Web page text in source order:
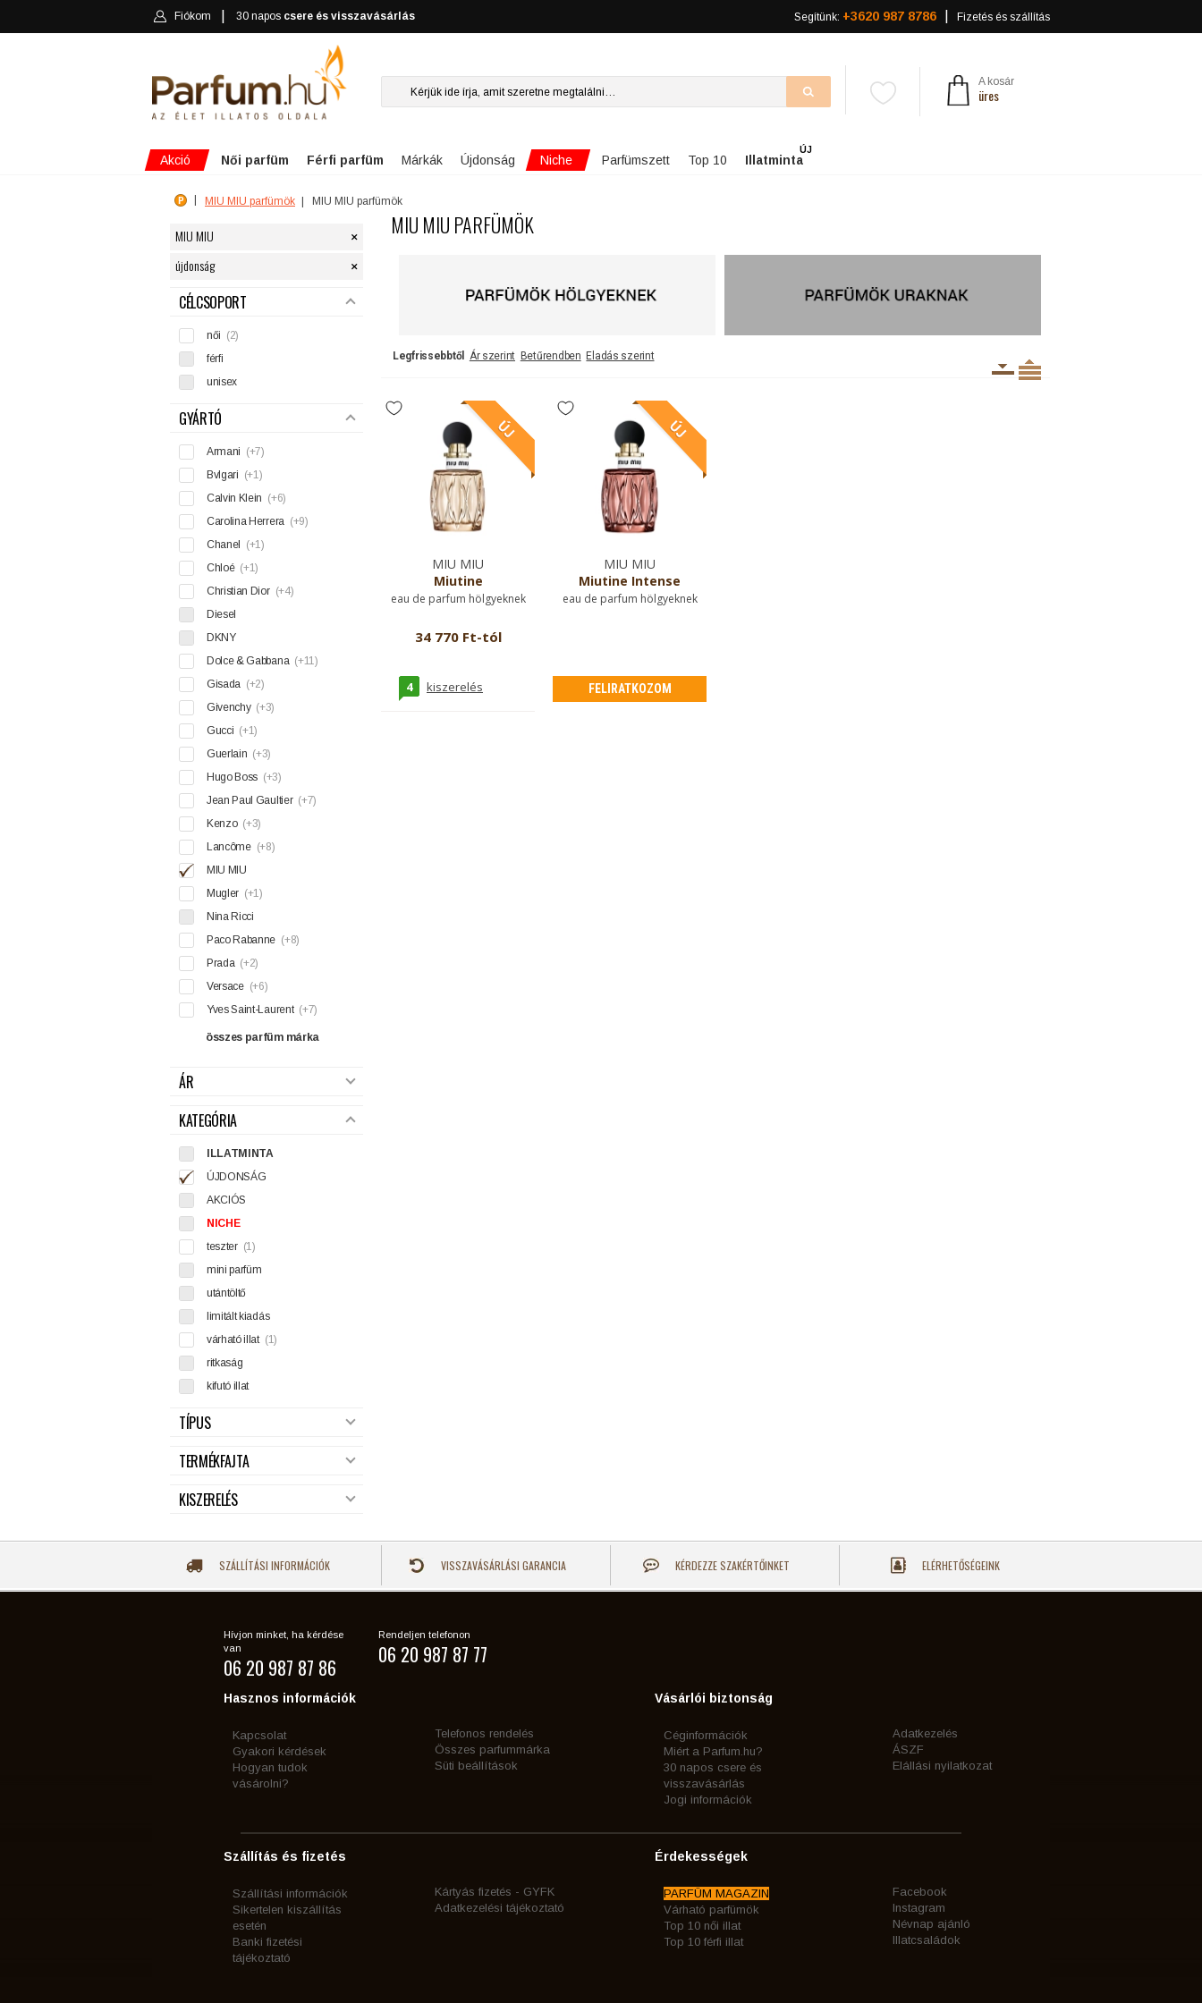
Fiókom 30 napos csere és visszavásárlás Segítünk: +3620 987 8786 Fizetés és szállítás
A kosár
üres
Akció Női parfüm Férfi parfüm Márkák Újdonság Niche Parfümszett Top 10 Illatminta
ÚJ
MIU MIU parfümök MIU MIU parfümök
MIU MIU ×
újdonság ×
SZŰRÉS
CÉLCSOPORT
női (2)
férfi
unisex
GYÁRTÓ
Armani (+7)
Bvlgari (+1)
Calvin Klein (+6)
Carolina Herrera (+9)
Chanel
(+1)
Chloé (+1)
Christian Dior (+4)
Diesel
DKNY
Dolce & Gabbana (+11)
Gisada (+2)
Givenchy (+3)
Gucci (+1)
Guerlain (+3)
Hugo Boss (+3)
Jean Paul Gaultier (+7)
Kenzo (+3)
Lancôme (+8)
MIU MIU
Mugler (+1)
Nina Ricci
Paco Rabanne (+8)
Prada (+2)
Versace (+6)
Yves Saint-Laurent (+7)
összes parfüm márka
ÁR
KATEGÓRIA
ILLATMINTA
ÚJDONSÁG
AKCIÓS
NICHE
teszter (1)
mini parfüm
utántöltő
limitált kiadás
várható illat (1)
ritkaság
kifutó illat
TÍPUS
TERMÉKFAJTA
KISZERELÉS
MIU MIU PARFÜMÖK
Legfrissebbtől Ár szerint Betűrendben Eladás szerint
MIU MIU
Miutine
eau de parfum hölgyeknek
34 770 Ft-tól
4 kiszerelés
MIU MIU
Miutine Intense
eau de parfum hölgyeknek
FELIRATKOZOM
SZÁLLÍTÁSI INFORMÁCIÓK VISSZAVÁSÁRLÁSI GARANCIA KÉRDEZZE SZAKÉRTŐINKET ELÉRHETŐSÉGEINK
Hívjon minket, ha kérdése
van
06 20 987 87 86
Rendeljen telefonon
06 20 987 87 77
Hasznos információk
Kapcsolat
Gyakori kérdések
Hogyan tudok
vásárolni?
Telefonos rendelés
Összes parfummárka
Süti beállítások
Vásárlói biztonság
Céginformációk
Miért a Parfum.hu?
30 napos csere és
visszavásárlás
Jogi információk
Adatkezelés
ÁSZF
Elállási nyilatkozat
Szállítás és fizetés
Szállítási információk
Sikertelen kiszállítás
esetén
Banki fizetési
tájékoztató
Kártyás fizetés - GYFK
Adatkezelési tájékoztató
Érdekességek
PARFÜM MAGAZIN
Várható parfümök
Top 10 női illat
Top 10 férfi illat
Facebook
Instagram
Névnap ajánló
Illatcsaládok